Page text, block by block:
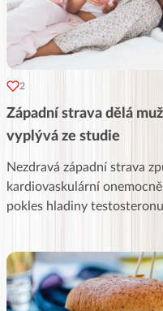
2
Západní strava dělá
vyplývá ze studie
Nezdravá západní strava
kardiovaskulární
pokles hladiny